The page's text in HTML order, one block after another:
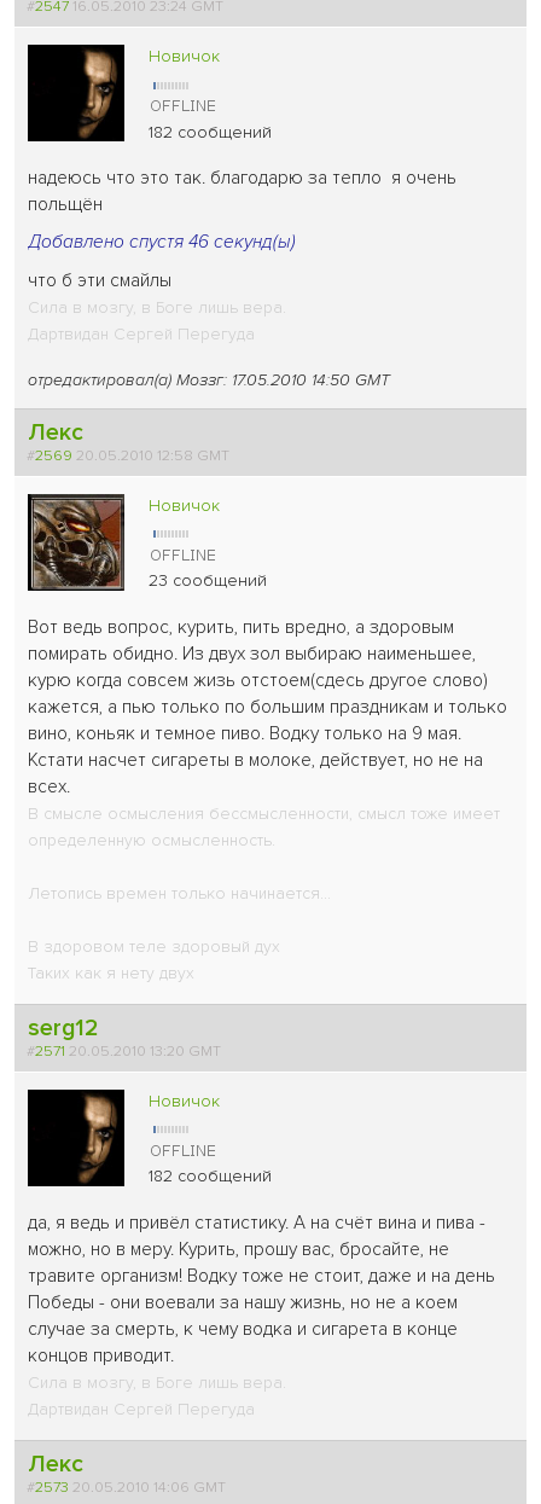
#2547 16.05.2010 23:24 GMT
Новичок
182 сообщений
надеюсь что это так. благодарю за тепло я очень
польщён
Добавлено спустя 46 секунд(ы)
что б эти смайлы
Сила в мозгу, в Боге лишь вера.
Дартвидан Сергей Перегуда
отредактировал(а) Моззг: 17.05.2010 14:50 GMT
Лекс
#2569 20.05.2010 12:58 GMT
Новичок
23 сообщений
Вот ведь вопрос, курить, пить вредно, а здоровым
помирать обидно. Из двух зол выбираю наименьшее,
курю когда совсем жизь отстоем(сдесь другое слово)
кажется, а пью только по большим праздникам и только
вино, коньяк и темное пиво. Водку только на 9 мая.
Кстати насчет сигареты в молоке, действует, но не на
всех.
В смысле осмысления бессмысленности, смысл тоже имеет
определенную осмысленность.
Летопись времен только начинается...
В здоровом теле здоровый дух
Таких как я нету двух
serg12
#2571 20.05.2010 13:20 GMT
Новичок
182 сообщений
да, я ведь и привёл статистику. А на счёт вина и пива -
можно, но в меру. Курить, прошу вас, бросайте, не
травите организм! Водку тоже не стоит, даже и на день
Победы - они воевали за нашу жизнь, но не а коем
случае за смерть, к чему водка и сигарета в конце
концов приводит.
Сила в мозгу, в Боге лишь вера.
Дартвидан Сергей Перегуда
Лекс
#2573 20.05.2010 14:06 GMT